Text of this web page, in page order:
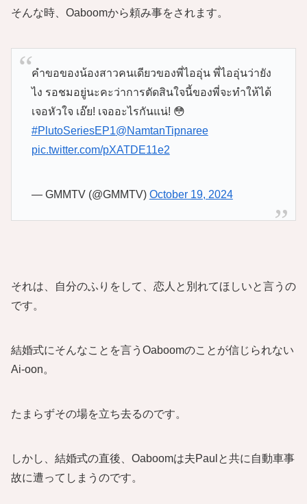
そんな時、Oaboomから頼み事をされます。
คำขอของน้องสาวคนเดียวของพี่ไออุ่น พี่ไออุ่นว่ายัง
ไง รอชมอยู่นะคะว่าการตัดสินใจนี้ของพี่จะทำให้ได้
เจอหัวใจ เอ๊ย! เจออะไรกันแน่! 😳
#PlutoSeriesEP1@NamtanTipnaree
pic.twitter.com/pXATDE11e2
— GMMTV (@GMMTV) October 19, 2024
それは、自分のふりをして、恋人と別れてほしいと言うの
です。
結婚式にそんなことを言うOaboomのことが信じられない
Ai-oon。
たまらずその場を立ち去るのです。
しかし、結婚式の直後、Oaboomは夫Paulと共に自動車事
故に遭ってしまうのです。